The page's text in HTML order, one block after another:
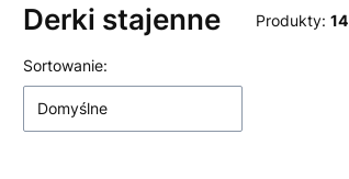
Derki stajenne Produkty: 14
Lista produktów
Sortowanie:
Domyślne